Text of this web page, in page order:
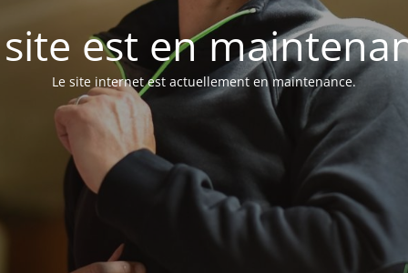
est en
Le site internet est actuellement en maintenance.